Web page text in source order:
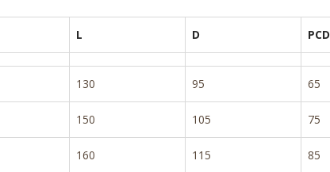
L D PCD
130 95 65
150 105 75
160 115 85